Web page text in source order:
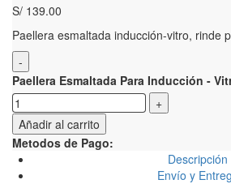
S/ 139.00
Paellera esmaltada inducción-vitro, rinde
Paellera Esmaltada Para Inducción -
Añadir al carrito
Metodos de Pago:
Descripción
Envío y